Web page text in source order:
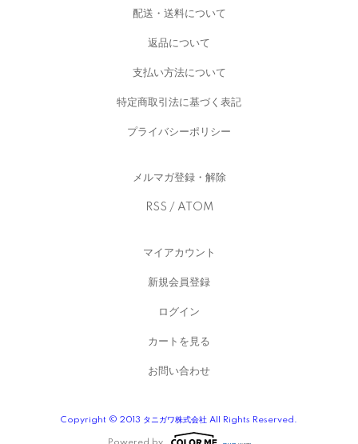
配送・送料について
返品について
支払い方法について
特定商取引法に基づく表記
プライバシーポリシー
メルマガ登録・解除
RSS / ATOM
マイアカウント
新規会員登録
ログイン
カートを見る
お問い合わせ
Copyright © 2013 タニガワ株式会社 All Rights Reserved.